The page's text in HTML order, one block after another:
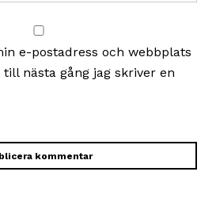
e-postadress och webbplats
nästa gång jag skriver en